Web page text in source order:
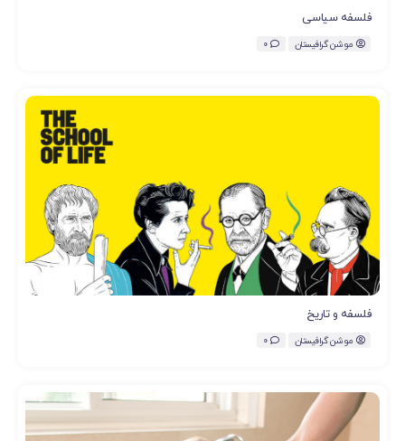
فلسفه سیاسی
موشن گرافیستان 0
فلسفه و تاریخ
موشن گرافیستان 0